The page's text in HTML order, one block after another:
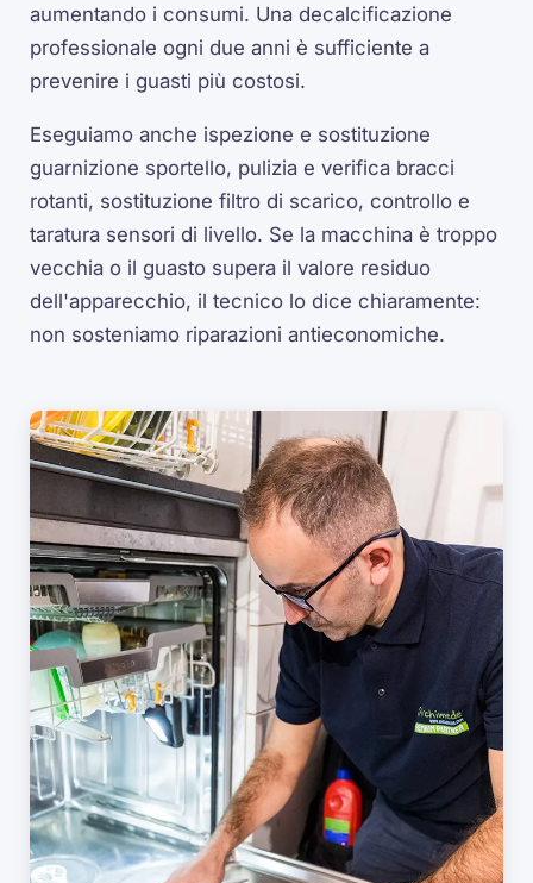
aumentando i consumi. Una decalcificazione
professionale ogni due anni è sufficiente a
prevenire i guasti più costosi.
Eseguiamo anche ispezione e sostituzione
guarnizione sportello, pulizia e verifica bracci
rotanti, sostituzione filtro di scarico, controllo e
taratura sensori di livello. Se la macchina è troppo
vecchia o il guasto supera il valore residuo
dell'apparecchio, il tecnico lo dice chiaramente:
non sosteniamo riparazioni antieconomiche.